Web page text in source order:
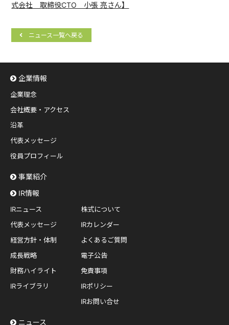
式会社 取締役CTO 小張 亮さん】
ニュース一覧へ戻る
企業情報
企業理念
会社概要・アクセス
沿革
代表メッセージ
役員プロフィール
事業紹介
IR情報
IRニュース
代表メッセージ
経営方針・体制
成長戦略
財務ハイライト
IRライブラリ
株式について
IRカレンダー
よくあるご質問
電子公告
免責事項
IRポリシー
IRお問い合せ
ニュース